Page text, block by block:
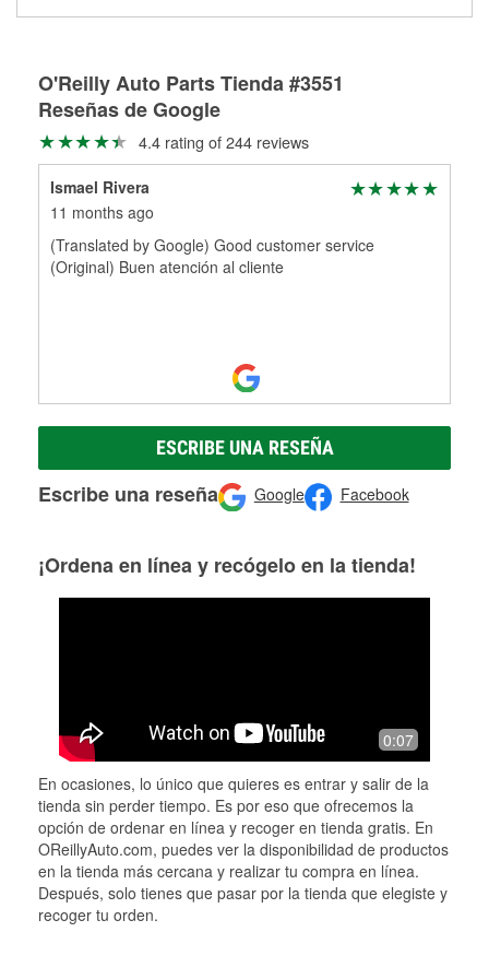
partes de reemplazo correctas para tu reparación.
Rectificación de tambores y discos de freno
O'Reilly Auto Parts Tienda #3551
Reseñas de Google
4.4 rating of 244 reviews
Ismael Rivera
11 months ago
(Translated by Google) Good customer service
(Original) Buen atención al cliente
ESCRIBE UNA RESEÑA
Escribe una reseña Google Facebook
¡Ordena en línea y recógelo en la tienda!
0:07
En ocasiones, lo único que quieres es entrar y salir de la
tienda sin perder tiempo. Es por eso que ofrecemos la
opción de ordenar en línea y recoger en tienda gratis. En
OReillyAuto.com, puedes ver la disponibilidad de productos
en la tienda más cercana y realizar tu compra en línea.
Después, solo tienes que pasar por la tienda que elegiste y
recoger tu orden.